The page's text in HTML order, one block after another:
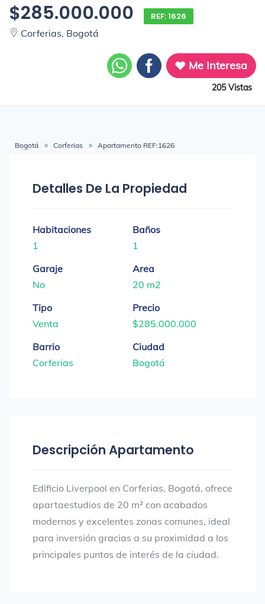
$285.000.000 REF: 1626
Corferias, Bogotá
Me Interesa
205 Vistas
Bogotá Corferias Apartamento REF:1626
Detalles De La Propiedad
Habitaciones
1
Baños
1
Garaje
No
Area
20 m2
Tipo
Venta
Precio
$285.000.000
Barrio
Corferias
Ciudad
Bogotá
Descripción Apartamento
Edificio Liverpool en Corferias, Bogotá, ofrece
apartaestudios de 20 m² con acabados
modernos y excelentes zonas comunes, ideal
para inversión gracias a su proximidad a los
principales puntos de interés de la ciudad.